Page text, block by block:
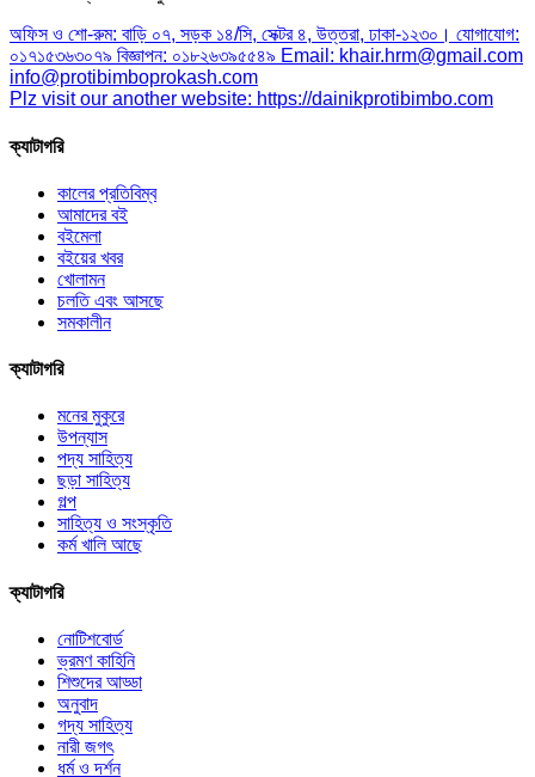
অফিস ও শো-রুম: বাড়ি ০৭, সড়ক ১৪/সি, সেক্টর ৪, উত্তরা, ঢাকা-১২৩০। যোগাযোগ:
০১৭১৫৩৬৩০৭৯ বিজ্ঞাপন: ০১৮২৬৩৯৫৫৪৯ Email: khair.hrm@gmail.com
info@protibimboprokash.com
Plz visit our another website: https://dainikprotibimbo.com
ক্যাটাগরি
কালের প্রতিবিম্ব
আমাদের বই
বইমেলা
বইয়ের খবর
খোলামন
চলতি এবং আসছে
সমকালীন
ক্যাটাগরি
মনের মুকুরে
উপন্যাস
পদ্য সাহিত্য
ছড়া সাহিত্য
গল্প
সাহিত্য ও সংস্কৃতি
কর্ম খালি আছে
ক্যাটাগরি
নোটিশবোর্ড
ভ্রমণ কাহিনি
শিশুদের আড্ডা
অনুবাদ
গদ্য সাহিত্য
নারী জগৎ
ধর্ম ও দর্শন